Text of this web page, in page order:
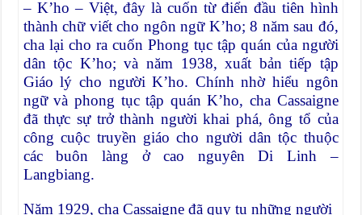
– K’ho – Việt, đây là cuốn từ điển đầu tiên hình
thành chữ viết cho ngôn ngữ K’ho; 8 năm sau đó,
cha lại cho ra cuốn Phong tục tập quán của người
dân tộc K’ho; và năm 1938, xuất bản tiếp tập
Giáo lý cho người K’ho. Chính nhờ hiểu ngôn
ngữ và phong tục tập quán K’ho, cha Cassaigne
đã thực sự trở thành người khai phá, ông tổ của
công cuộc truyền giáo cho người dân tộc thuộc
các buôn làng ở cao nguyên Di Linh –
Langbiang.
Năm 1929, cha Cassaigne đã quy tụ những người